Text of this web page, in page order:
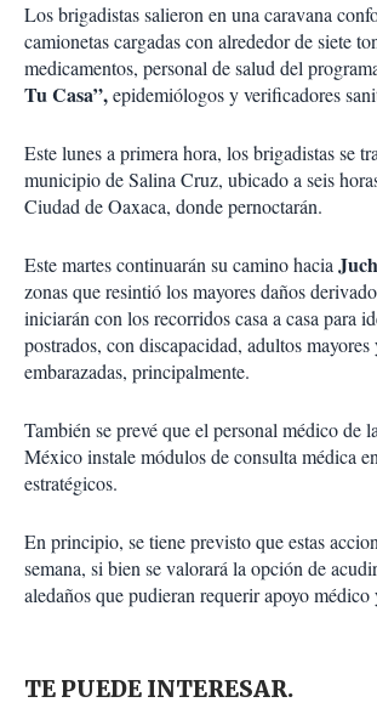
Los brigadistas salieron en una caravana
camionetas cargadas con alrededor de siete
medicamentos, personal de salud del
Tu Casa”,epidemiólogos y verificadores
Este lunes a primera hora, los brigadistas se
municipio de Salina Cruz, ubicado a seis
Ciudad de Oaxaca, donde pernoctarán.
Este martes continuarán su camino hacia
zonas que resintió los mayores daños
iniciarán con los recorridos casa a casa para
postrados, con discapacidad, adultos mayores
embarazadas, principalmente.
También se prevé que el personal médico de
México instale módulos de consulta médica
estratégicos.
En principio, se tiene previsto que estas
semana, si bien se valorará la opción de
aledaños que pudieran requerir apoyo médico
TE PUEDE INTERESAR.